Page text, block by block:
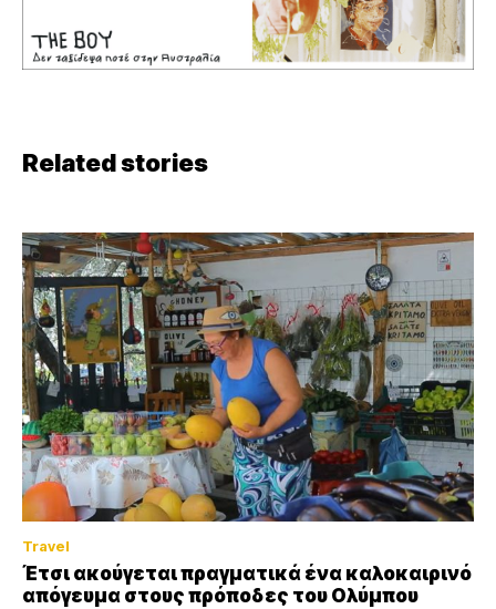
Related stories
Travel
Έτσι ακούγεται πραγματικά ένα καλοκαιρινό
απόγευμα στους πρόποδες του Ολύμπου